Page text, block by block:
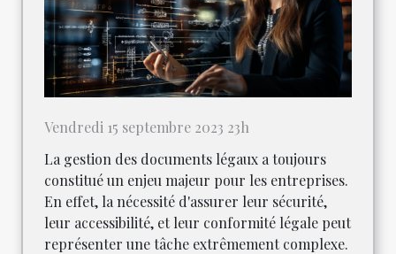
Vendredi 15 septembre 2023 23h
La gestion des documents légaux a toujours
constitué un enjeu majeur pour les entreprises.
En effet, la nécessité d'assurer leur sécurité,
leur accessibilité, et leur conformité légale peut
représenter une tâche extrêmement complexe.